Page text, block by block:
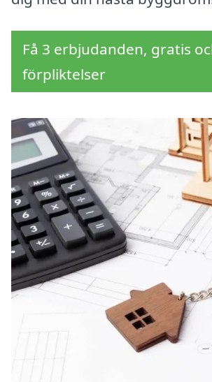
Få 3 erbjudanden, gratis
förpliktelser